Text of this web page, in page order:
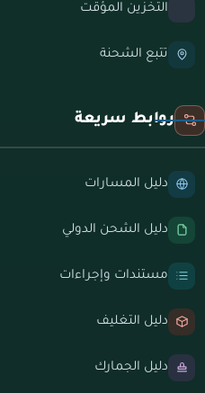
التخزين المؤقت
تتبع الشحنة
روابط سريعة
دليل المسارات
دليل الشحن الدولي
مستندات وإجراءات
دليل التغليف
دليل الجمارك